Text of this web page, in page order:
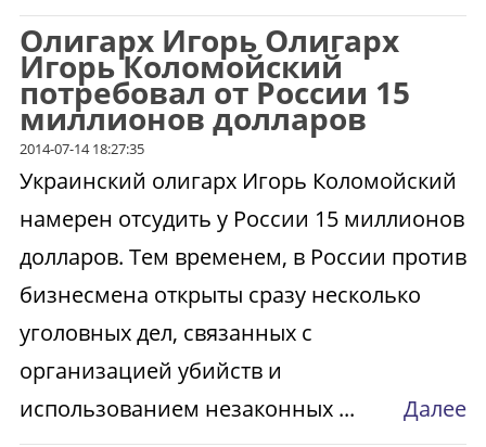
Олигарх Игорь Олигарх
Игорь Коломойский
потребовал от России 15
миллионов долларов
2014-07-14 18:27:35
Украинский олигарх Игорь Коломойский
намерен отсудить у России 15 миллионов
долларов. Тем временем, в России против
бизнесмена открыты сразу несколько
уголовных дел, связанных с
организацией убийств и
использованием незаконных ...
Далее